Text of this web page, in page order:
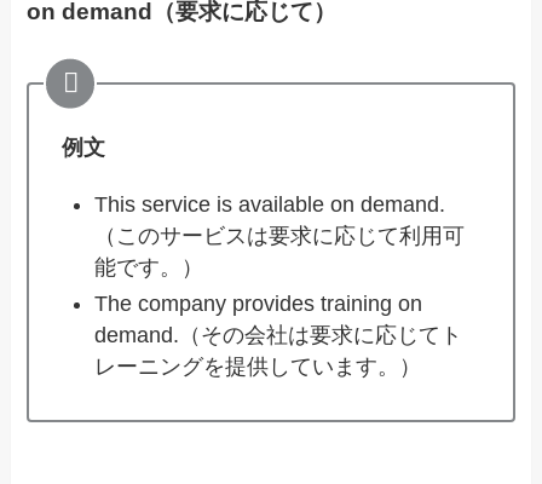
on demand（要求に応じて）
例文
This service is available on demand.
（このサービスは要求に応じて利用可
能です。）
The company provides training on
demand.（その会社は要求に応じてト
レーニングを提供しています。）